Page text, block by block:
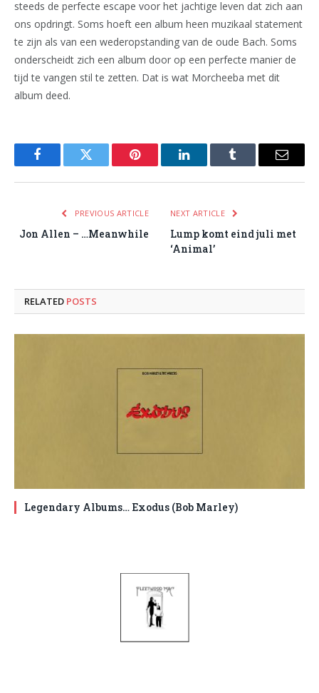
steeds de perfecte escape voor het jachtige leven dat zich aan
ons opdringt. Soms hoeft een album heen muzikaal statement
te zijn als van een wederopstanding van de oude Bach. Soms
onderscheidt zich een album door op een perfecte manier de
tijd te vangen stil te zetten. Dat is wat Morcheeba met dit
album deed.
FacebookTwitter Pinterest LinkedInTumblr Email
PREVIOUS ARTICLE
Jon Allen – …Meanwhile
NEXT ARTICLE
Lump komt eind juli met
‘Animal’
RELATED POSTS
Legendary Albums… Exodus (Bob Marley)